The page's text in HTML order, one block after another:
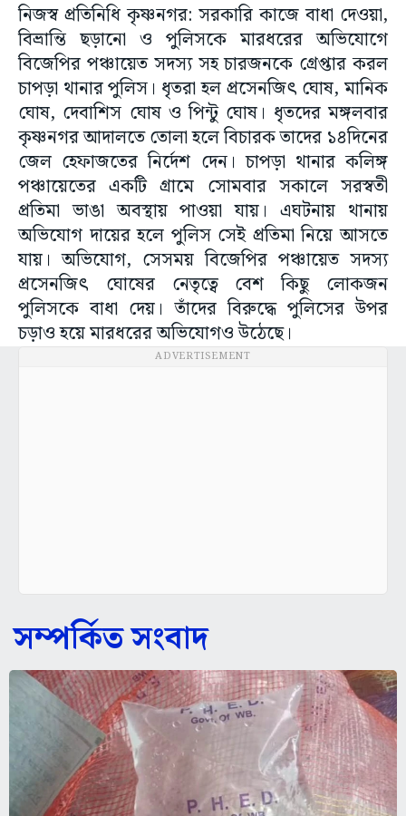
নিজস্ব প্রতিনিধি কৃষ্ণনগর: সরকারি কাজে বাধা দেওয়া,
বিভ্রান্তি ছড়ানো ও পুলিসকে মারধরের অভিযোগে
বিজেপির পঞ্চায়েত সদস্য সহ চারজনকে গ্রেপ্তার করল
চাপড়া থানার পুলিস। ধৃতরা হল প্রসেনজিৎ ঘোষ, মানিক
ঘোষ, দেবাশিস ঘোষ ও পিন্টু ঘোষ। ধৃতদের মঙ্গলবার
কৃষ্ণনগর আদালতে তোলা হলে বিচারক তাদের ১৪দিনের
জেল হেফাজতের নির্দেশ দেন। চাপড়া থানার কলিঙ্গ
পঞ্চায়েতের একটি গ্রামে সোমবার সকালে সরস্বতী
প্রতিমা ভাঙা অবস্থায় পাওয়া যায়। এঘটনায় থানায়
অভিযোগ দায়ের হলে পুলিস সেই প্রতিমা নিয়ে আসতে
যায়। অভিযোগ, সেসময় বিজেপির পঞ্চায়েত সদস্য
প্রসেনজিৎ ঘোষের নেতৃত্বে বেশ কিছু লোকজন
পুলিসকে বাধা দেয়। তাঁদের বিরুদ্ধে পুলিসের উপর
চড়াও হয়ে মারধরের অভিযোগও উঠেছে।
ADVERTISEMENT
সম্পর্কিত সংবাদ